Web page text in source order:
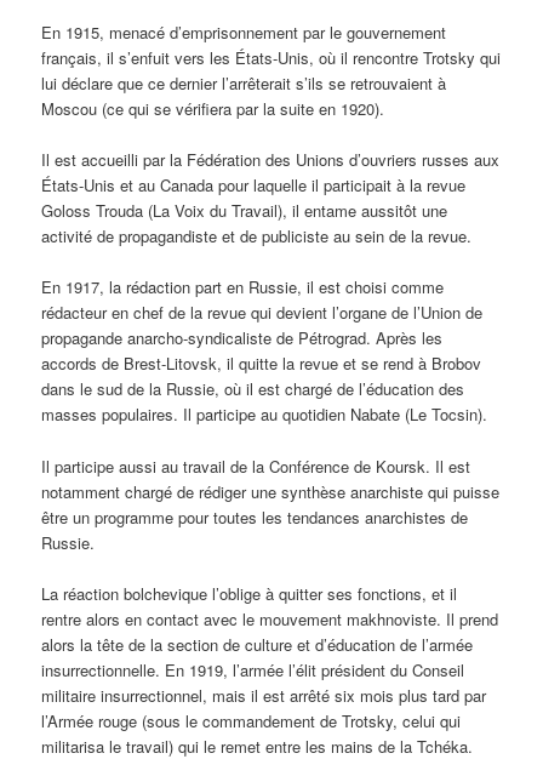
En 1915, menacé d’emprisonnement par le gouvernement
français, il s’enfuit vers les États-Unis, où il rencontre Trotsky qui
lui déclare que ce dernier l’arrêterait s’ils se retrouvaient à
Moscou (ce qui se vérifiera par la suite en 1920).
Il est accueilli par la Fédération des Unions d’ouvriers russes aux
États-Unis et au Canada pour laquelle il participait à la revue
Goloss Trouda (La Voix du Travail), il entame aussitôt une
activité de propagandiste et de publiciste au sein de la revue.
En 1917, la rédaction part en Russie, il est choisi comme
rédacteur en chef de la revue qui devient l’organe de l’Union de
propagande anarcho-syndicaliste de Pétrograd. Après les
accords de Brest-Litovsk, il quitte la revue et se rend à Brobov
dans le sud de la Russie, où il est chargé de l’éducation des
masses populaires. Il participe au quotidien Nabate (Le Tocsin).
Il participe aussi au travail de la Conférence de Koursk. Il est
notamment chargé de rédiger une synthèse anarchiste qui puisse
être un programme pour toutes les tendances anarchistes de
Russie.
La réaction bolchevique l’oblige à quitter ses fonctions, et il
rentre alors en contact avec le mouvement makhnoviste. Il prend
alors la tête de la section de culture et d’éducation de l’armée
insurrectionnelle. En 1919, l’armée l’élit président du Conseil
militaire insurrectionnel, mais il est arrêté six mois plus tard par
l’Armée rouge (sous le commandement de Trotsky, celui qui
militarisa le travail) qui le remet entre les mains de la Tchéka.